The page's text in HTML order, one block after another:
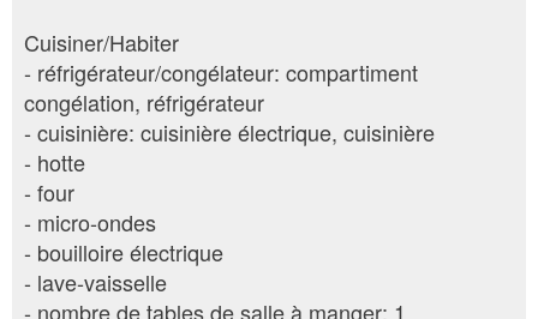
Cuisiner/Habiter
- réfrigérateur/congélateur: compartiment
congélation, réfrigérateur
- cuisinière: cuisinière électrique, cuisinière
- hotte
- four
- micro-ondes
- bouilloire électrique
- lave-vaisselle
- nombre de tables de salle à manger: 1